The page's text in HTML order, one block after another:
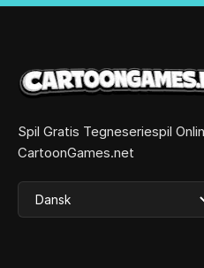
Spil Gratis Tegneseriespil
CartoonGames.net